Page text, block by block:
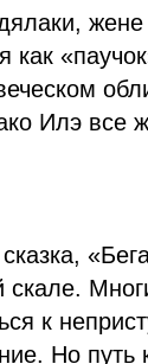
как
Илэ все
скале.
к
Но путь